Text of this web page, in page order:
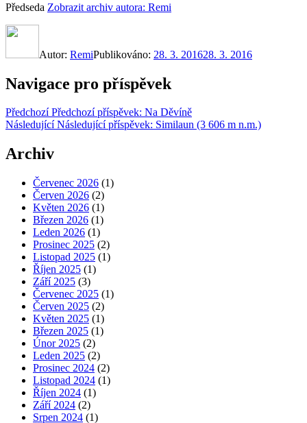
Předseda Zobrazit archiv autora: Remi
Autor: RemiPublikováno: 28. 3. 201628. 3. 2016
Navigace pro příspěvek
Předchozí Předchozí příspěvek: Na Děvíně
Následující Následující příspěvek: Similaun (3 606 m n.m.)
Archiv
Červenec 2026 (1)
Červen 2026 (2)
Květen 2026 (1)
Březen 2026 (1)
Leden 2026 (1)
Prosinec 2025 (2)
Listopad 2025 (1)
Říjen 2025 (1)
Září 2025 (3)
Červenec 2025 (1)
Červen 2025 (2)
Květen 2025 (1)
Březen 2025 (1)
Únor 2025 (2)
Leden 2025 (2)
Prosinec 2024 (2)
Listopad 2024 (1)
Říjen 2024 (1)
Září 2024 (2)
Srpen 2024 (1)